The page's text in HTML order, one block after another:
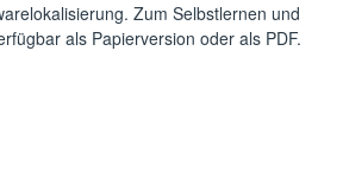
Zum Selbstlernen und
als Papierversion oder als PDF.